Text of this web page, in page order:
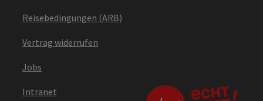
Reisebedingungen (ARB)
Vertrag widerrufen
Jobs
Intranet